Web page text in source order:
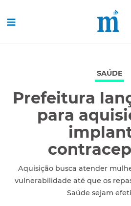
SAÚDE
Prefeitura
para
Aquisição busca atender
vulnerabilidade até que os
Saúde sejam